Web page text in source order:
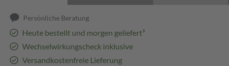
Persönliche Beratung
Heute bestellt und morgen geliefert³
Wechselwirkungscheck inklusive
Versandkostenfreie Lieferung